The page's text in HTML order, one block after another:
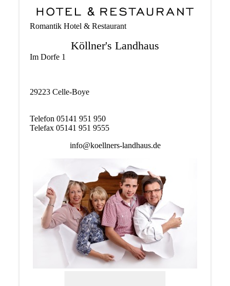
Romantik Hotel & Restaurant
Köllner's Landhaus
Im Dorfe 1
29223 Celle-Boye
Telefon 05141 951 950
Telefax 05141 951 9555
info@koellners-landhaus.de